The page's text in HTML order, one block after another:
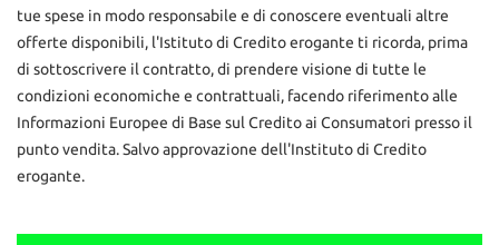
tue spese in modo responsabile e di conoscere eventuali altre
offerte disponibili, l'Istituto di Credito erogante ti ricorda, prima
di sottoscrivere il contratto, di prendere visione di tutte le
condizioni economiche e contrattuali, facendo riferimento alle
Informazioni Europee di Base sul Credito ai Consumatori presso il
punto vendita. Salvo approvazione dell'Instituto di Credito
erogante.